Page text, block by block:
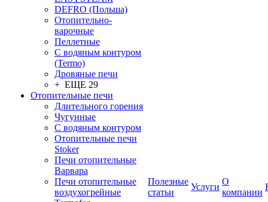
DEFRO (Польша)
Отопительно-
варочные
Пеллетные
С водяным контуром
(Termo)
Дровяные печи
+ ЕЩЕ 29
Отопительные печи
Длительного горения
Чугунные
C водяным контуром
Отопительные печи
Stoker
Печи отопительные
Варвара
Печи отопительные
воздухогрейные
Полезные
статьи
Услуги
О
компании